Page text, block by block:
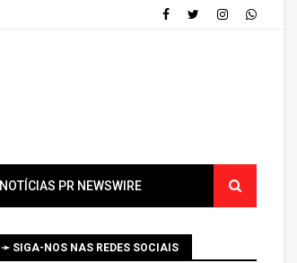
NOTÍCIAS PR NEWSWIRE
➛ SIGA-NOS NAS REDES SOCIAIS